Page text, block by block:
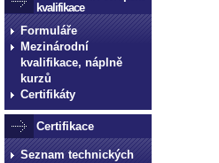
kvalifikace
Formuláře
Mezinárodní
kvalifikace, náplně
kurzů
Certifikáty
Certifikace
Seznam technických